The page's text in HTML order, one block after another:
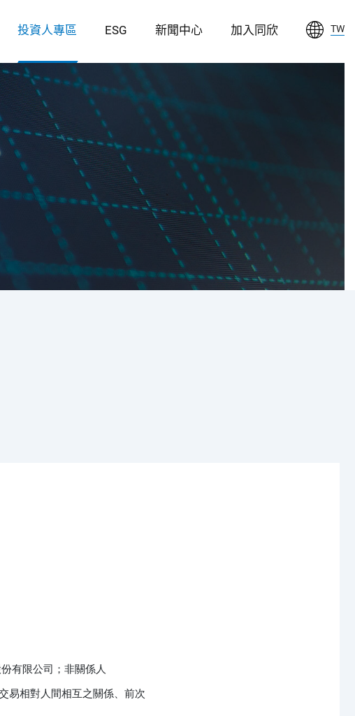
投資人專區 ESG 新聞中心 加入同欣 TW
有限公司；非關係人
易相對人間相互之關係、前次